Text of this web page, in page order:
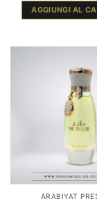
AGGIUNGI AL
ARABIYAT